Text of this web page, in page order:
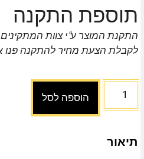
תוספת התקנה
התקנת המוצר ע"י צוות
לקבלת הצעת מחיר להתקנה פנו
הוספה לסל
תיאור